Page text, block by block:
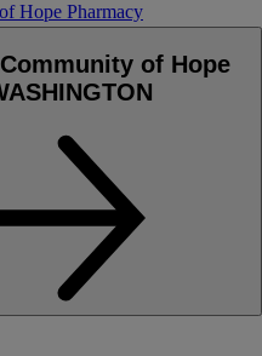
Hope Pharmacy
of Hope